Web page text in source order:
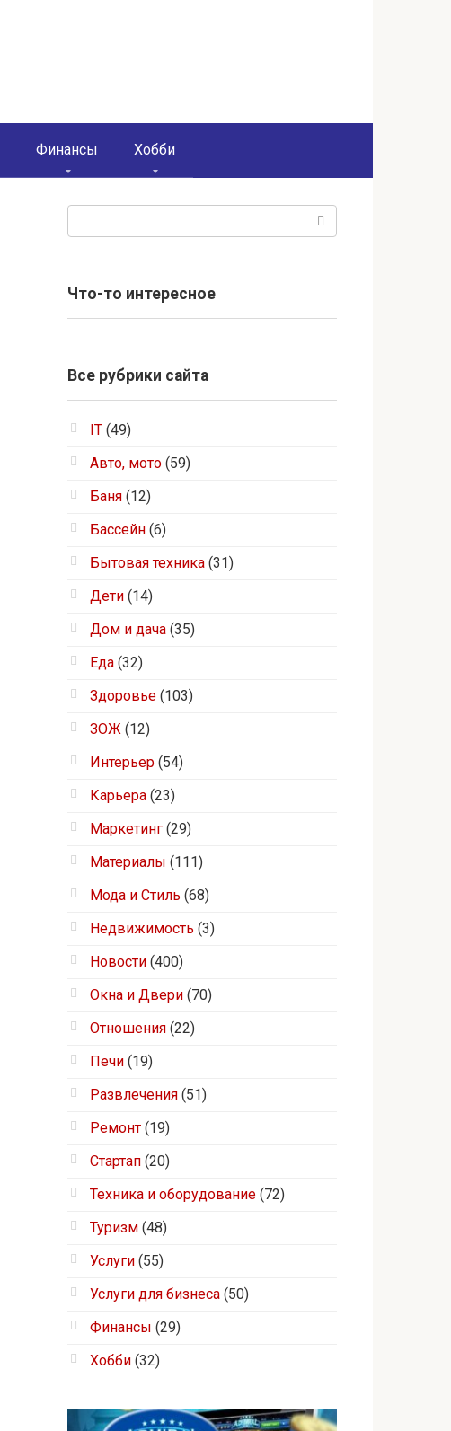
Финансы Хобби
Что-то интересное
Все рубрики сайта
IT (49)
Авто, мото (59)
Баня (12)
Бассейн (6)
Бытовая техника (31)
Дети (14)
Дом и дача (35)
Еда (32)
Здоровье (103)
ЗОЖ (12)
Интерьер (54)
Карьера (23)
Маркетинг (29)
Материалы (111)
Мода и Стиль (68)
Недвижимость (3)
Новости (400)
Окна и Двери (70)
Отношения (22)
Печи (19)
Развлечения (51)
Ремонт (19)
Стартап (20)
Техника и оборудование (72)
Туризм (48)
Услуги (55)
Услуги для бизнеса (50)
Финансы (29)
Хобби (32)